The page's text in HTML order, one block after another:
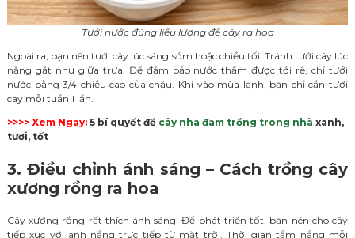
Tưới nước đúng liều lượng để cây ra hoa
Ngoài ra, bạn nên tưới cây lúc sáng sớm hoặc chiều tối. Tránh tưới cây lúc
nắng gắt như giữa trưa. Để đảm bảo nước thấm được tới rễ, chỉ tưới
nước bằng 3/4 chiều cao của chậu. Khi vào mùa lạnh, bạn chỉ cần tưới
cây mỗi tuần 1 lần.
>>>> Xem Ngay: 5 bí quyết để cây nha đam trồng trong nhà xanh,
tươi, tốt
3. Điều chỉnh ánh sáng – Cách trồng cây
xương rồng ra hoa
Cây xương rồng rất thích ánh sáng. Để phát triển tốt, bạn nên cho cây
tiếp xúc với ánh nắng trực tiếp từ mặt trời. Thời gian tắm nắng mỗi